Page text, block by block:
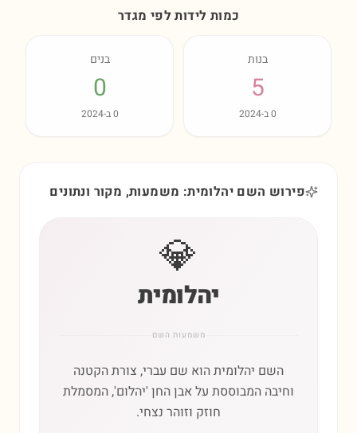
כמות לידות לפי מגדר
בנות
5
0ב-2024
בנים
0
0ב-2024
פירוש השם יהלומית: משמעות, מקור ונתונים
💎
יהלומית
משמעות השם
השם יהלומית הוא שם עברי, צורת הקטנה
וחיבה המבוססת על אבן החן 'יהלום', המסמלת
חוזק וזוהר נצחי.